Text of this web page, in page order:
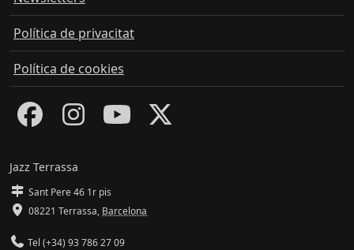
Política de privacitat
Política de cookies
Jazz Terrassa
Sant Pere 46 1r pis
08221 Terrassa, Barcelona
Tel (+34) 93 786 27 09